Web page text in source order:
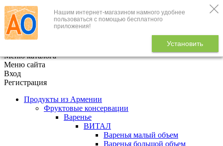
Нашим интернет-магазином намного удобнее
пользоваться с помощью бесплатного
приложения!
Установить
+7 (495) 646-888-1
В корзине
Меню каталога
Меню сайта
Вход
Регистрация
Продукты из Армении
Фруктовые консервации
Варенье
ВИТАЛ
Варенья малый объем
Варенья большой объем